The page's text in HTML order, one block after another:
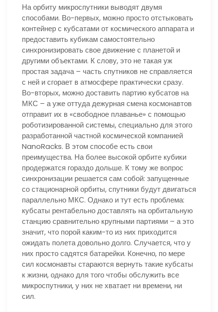
На орбиту микроспутники выводят двумя
способами. Во-первых, можно просто отстыковать
контейнер с кубсатами от космического аппарата и
предоставить кубикам самостоятельно
синхронизировать свое движение с планетой и
другими объектами. К слову, это не такая уж
простая задача – часть спутников не справляется
с ней и сгорает в атмосфере практически сразу.
Во-вторых, можно доставить партию кубсатов на
МКС – а уже оттуда дежурная смена космонавтов
отправит их в «свободное плаванье» с помощью
роботизированной системы, специально для этого
разработанной частной космической компанией
NanoRacks. В этом способе есть свои
преимущества. На более высокой орбите кубики
продержатся гораздо дольше. К тому же вопрос
синхронизации решается сам собой: запущенные
со стационарной орбиты, спутники будут двигаться
параллельно МКС. Однако и тут есть проблема:
кубсаты рентабельно доставлять на орбитальную
станцию сравнительно крупными партиями – а это
значит, что порой каким-то из них приходится
ожидать полета довольно долго. Случается, что у
них просто садятся батарейки. Конечно, по мере
сил космонавты стараются вернуть такие кубсаты
к жизни, однако для того чтобы обслужить все
микроспутники, у них не хватает ни времени, ни
сил.